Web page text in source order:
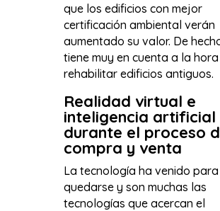
que los edificios con mejor
certificación ambiental verán
aumentado su valor. De
tiene muy en cuenta a la
rehabilitar edificios antiguos.
Realidad virtual e
inteligencia artificial
durante el proceso
compra y venta
La tecnología ha venido para
quedarse y son muchas las
tecnologías que acercan el